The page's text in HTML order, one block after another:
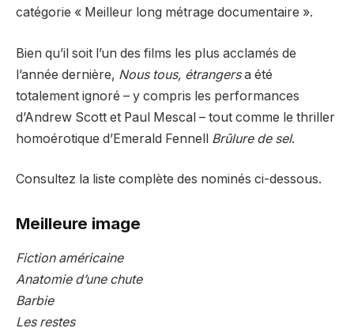
catégorie « Meilleur long métrage documentaire ».
Bien qu’il soit l’un des films les plus acclamés de
l’année dernière, Nous tous, étrangersa été
totalement ignoré – y compris les performances
d’Andrew Scott et Paul Mescal – tout comme le thriller
homoérotique d’Emerald Fennell Brûlure de sel.
Consultez la liste complète des nominés ci-dessous.
Meilleure image
Fiction américaine
Anatomie d’une chute
Barbie
Les restes